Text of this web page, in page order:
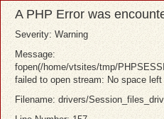
A PHP Error was
Severity: Warning
Message:
fopen(/home/vtsites/tmp/
failed to open stream: No space
Filename: drivers/